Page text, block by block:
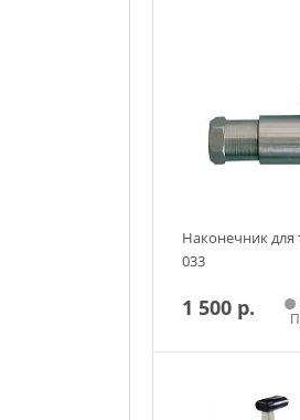
Наконечник для
033
1 500 р.